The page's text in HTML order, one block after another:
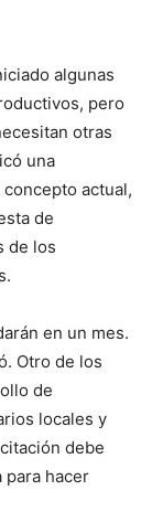
algunas
pero
otras
una
actual,
de
de los
en un mes.
Otro de los
de
locales y
debe
hacer